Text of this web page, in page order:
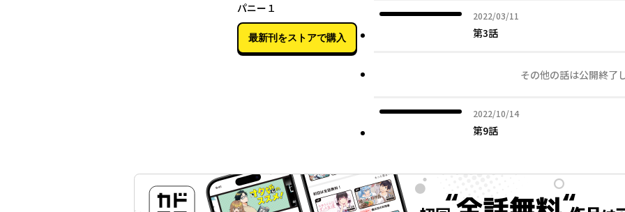
パニー１
最新刊をストアで購入
2022/03/11
2022年03月11日
第3話
その他の話は公開終了
2022/10/14
2022年10月14日
第9話